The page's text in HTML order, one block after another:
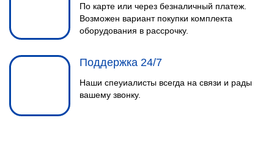
По карте или через безналичный платеж.
Возможен вариант покупки комплекта
оборудования в рассрочку.
Поддержка 24/7
Наши спеуиалисты всегда на связи и рады
вашему звонку.